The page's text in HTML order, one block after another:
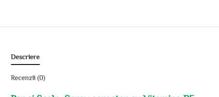
Descriere
Recenzii (0)